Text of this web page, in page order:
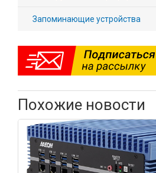
Запоминающие устройства
Похожие новости